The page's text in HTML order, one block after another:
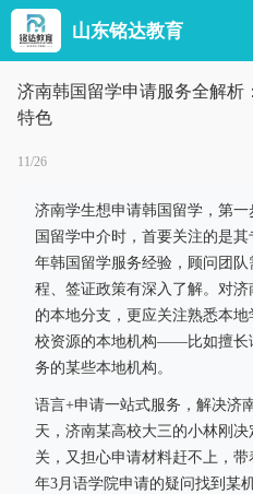
山东铭达教育
济南韩国留学申请服务全解析
特色
11/26
济南学生想申请韩国留学，第
国留学中介时，首要关注的是
年韩国留学服务经验，顾问团
程、签证政策有深入了解。对
的本地分支，更应关注熟悉本
校资源的本地机构——比如擅长
务的某些本地机构。
语言+申请一站式服务，解决济
天，济南某高校大三的小林刚
关，又担心申请材料赶不上，
年3月语学院申请的疑问找到某